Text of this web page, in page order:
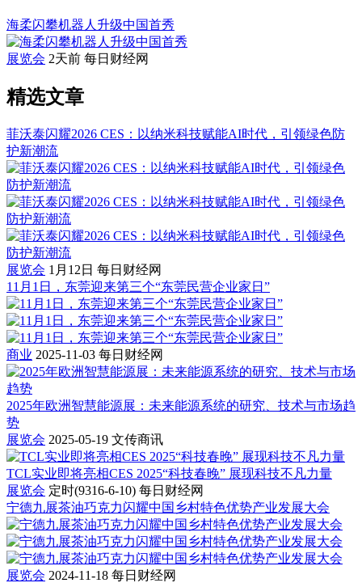
海柔闪攀机器人升级中国首秀
展览会 2天前 每日财经网
精选文章
菲沃泰闪耀2026 CES：以纳米科技赋能AI时代，引领绿色防
护新潮流
展览会 1月12日 每日财经网
11月1日，东莞迎来第三个“东莞民营企业家日”
商业 2025-11-03 每日财经网
2025年欧洲智慧能源展：未来能源系统的研究、技术与市场趋
势
展览会 2025-05-19 文传商讯
TCL实业即将亮相CES 2025“科技春晚” 展现科技不凡力量
展览会 定时(9316-6-10) 每日财经网
宁德九展茶油巧克力闪耀中国乡村特色优势产业发展大会
展览会 2024-11-18 每日财经网